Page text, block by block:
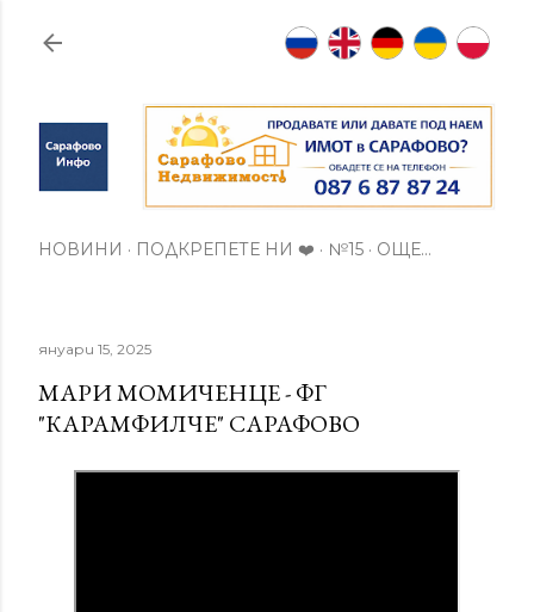
Пропускане към основното съдържание
НОВИНИ ПОДКРЕПЕТЕ НИ ❤️ №15 ОЩЕ…
януари 15, 2025
МАРИ МОМИЧЕНЦЕ - ФГ
"КАРАМФИЛЧЕ" САРАФОВО